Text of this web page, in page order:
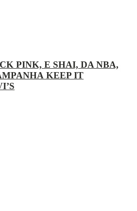
PINK, E SHAI, DA NBA,
KEEP IT